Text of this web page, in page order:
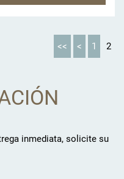
<< < 1 2
inmediata, solicite su